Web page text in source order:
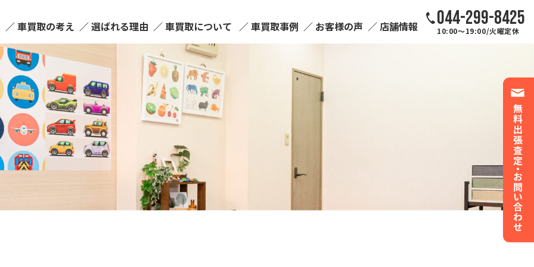
車買取の考え 選ばれる理由 車買取について 車買取事例 お客様の声 店舗情報 044-299-8425
10:00～19:00/火曜定休